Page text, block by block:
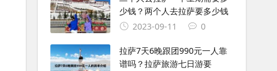
少钱？两个人去拉萨要多少钱
2023-09-11
0
拉萨7天6晚跟团990元一人靠
谱吗？拉萨旅游七日游要